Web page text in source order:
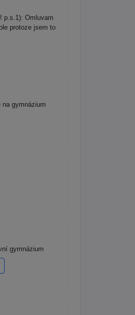
p.s.1): Omluvam
protoze jsem to
gymnázium
gymnázium